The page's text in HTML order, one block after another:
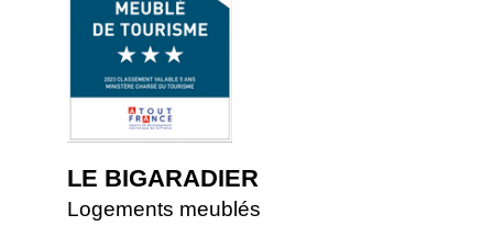
LE BIGARADIER
Logements meublés